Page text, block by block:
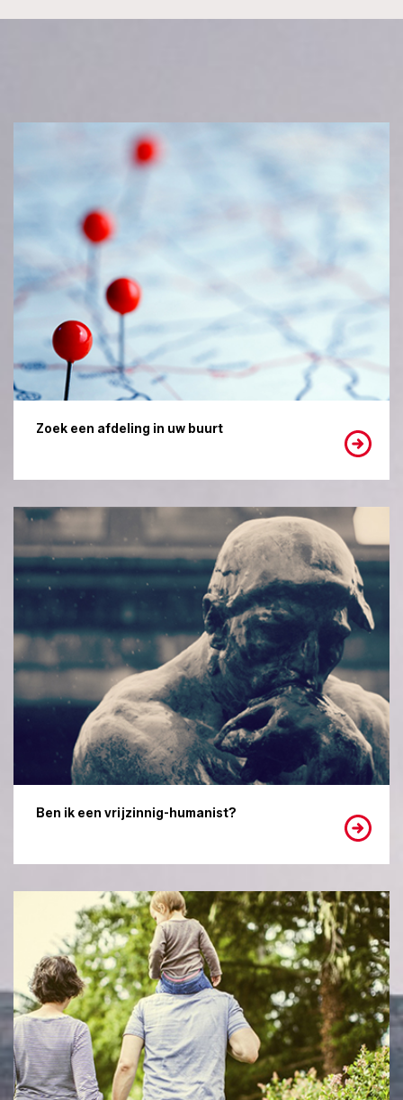
Zoek een afdeling in uw buurt
Ben ik een vrijzinnig-humanist?